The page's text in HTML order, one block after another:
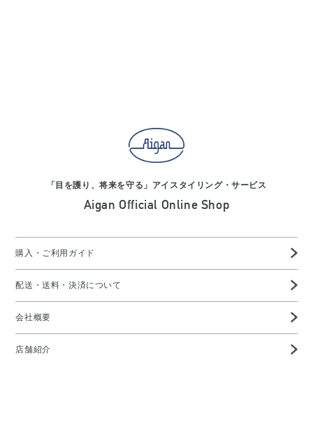
「目を護り、将来を守る」アイスタイリング・サービス
Aigan Official Online Shop
購入・ご利用ガイド
配送・送料・決済について
会社概要
店舗紹介